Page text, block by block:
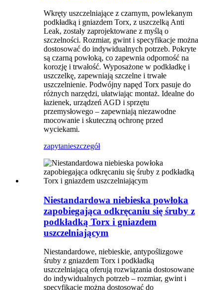
Wkręty uszczelniające z czarnym, powlekanym
podkładką i gniazdem Torx, z uszczelką Anti
Leak, zostały zaprojektowane z myślą o
szczelności. Rozmiar, gwint i specyfikacje można
dostosować do indywidualnych potrzeb. Pokryte
są czarną powłoką, co zapewnia odporność na
korozję i trwałość. Wyposażone w podkładkę i
uszczelkę, zapewniają szczelne i trwałe
uszczelnienie. Podwójny napęd Torx pasuje do
różnych narzędzi, ułatwiając montaż. Idealne do
łazienek, urządzeń AGD i sprzętu
przemysłowego – zapewniają niezawodne
mocowanie i skuteczną ochronę przed
wyciekami.
zapytanieszczegół
Niestandardowa niebieska powłoka
zapobiegająca odkręcaniu się śruby z
podkładką Torx i gniazdem
uszczelniającym
Niestandardowe, niebieskie, antypoślizgowe
śruby z gniazdem Torx i podkładką
uszczelniającą oferują rozwiązania dostosowane
do indywidualnych potrzeb – rozmiar, gwint i
specyfikację można dostosować do